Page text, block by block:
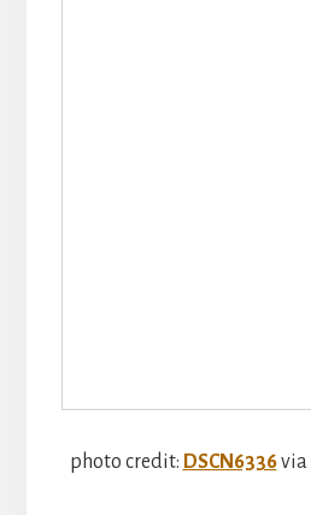
photo credit: DSCN6336via